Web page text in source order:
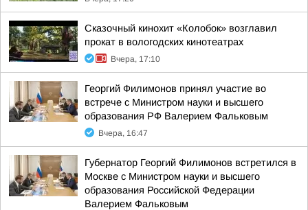
Сказочный кинохит «Колобок» возглавил
прокат в вологодских кинотеатрах
Вчера, 17:10
Георгий Филимонов принял участие во
встрече с Министром науки и высшего
образования РФ Валерием Фальковым
Вчера, 16:47
Губернатор Георгий Филимонов встретился в
Москве с Министром науки и высшего
образования Российской Федерации
Валерием Фальковым